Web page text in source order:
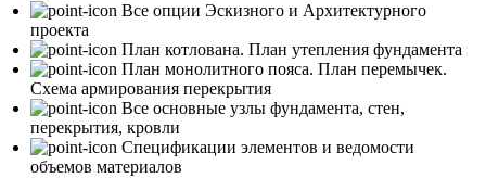
Все опции Эскизного и Архитектурного
проекта
План котлована. План утепления фундамента
План монолитного пояса. План перемычек.
Схема армирования перекрытия
Все основные узлы фундамента, стен,
перекрытия, кровли
Спецификации элементов и ведомости
объемов материалов